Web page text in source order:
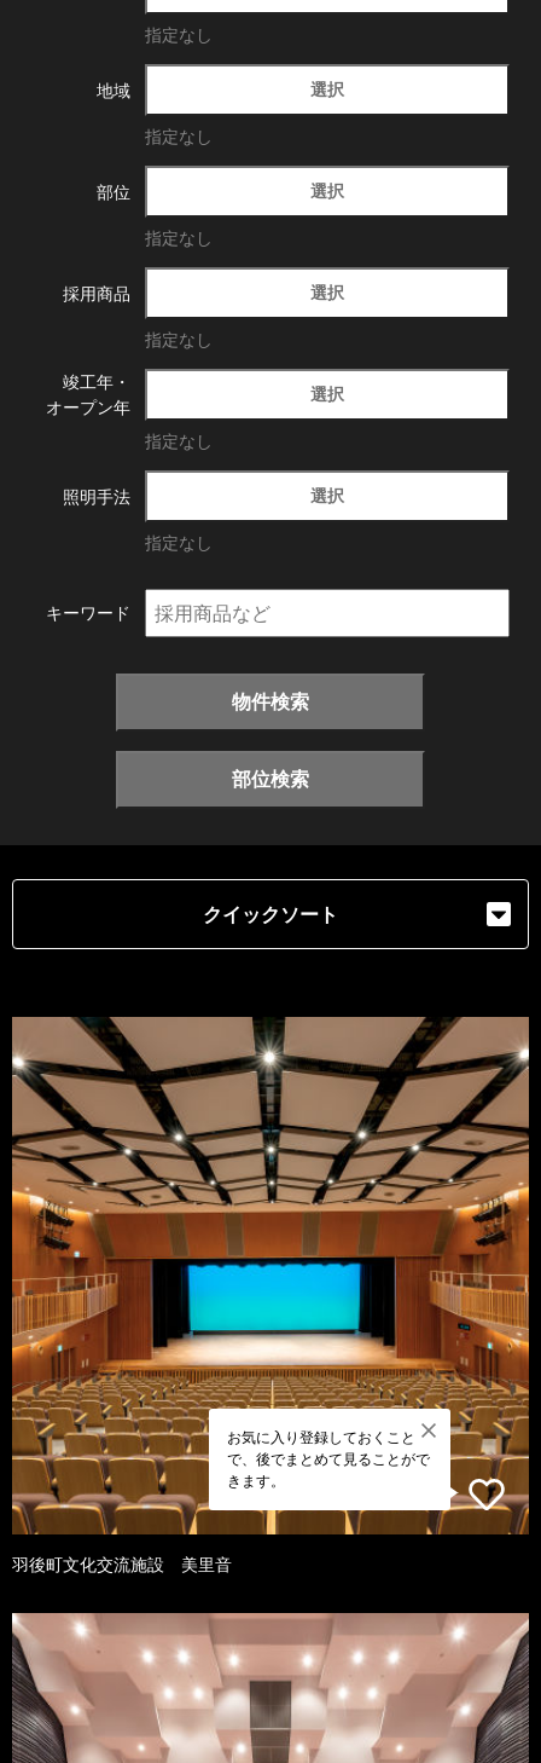
指定なし
地域 選択
指定なし
部位 選択
指定なし
採用商品 選択
指定なし
竣工年・
オープン年
選択
指定なし
照明手法 選択
指定なし
キーワード
物件検索
部位検索
クイックソート
お気に入り登録しておくこと
で、後でまとめて見ることがで
きます。
羽後町文化交流施設 美里音